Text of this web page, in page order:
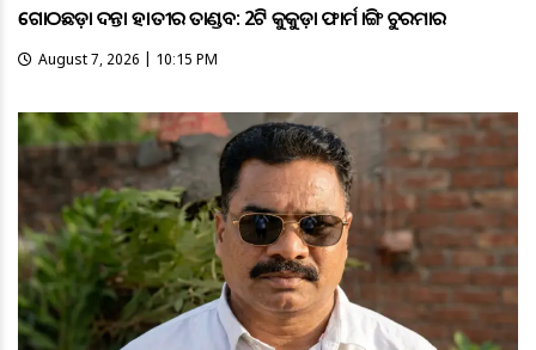
ଗୋଠଛଡ଼ା ଦନ୍ତା ହାତୀର ତାଣ୍ଡବ: 2ଟି କୁକୁଡ଼ା ଫାର୍ମ ଭାଙ୍ଗି ଚୁରମାର
August 7, 2026 | 10:15 PM